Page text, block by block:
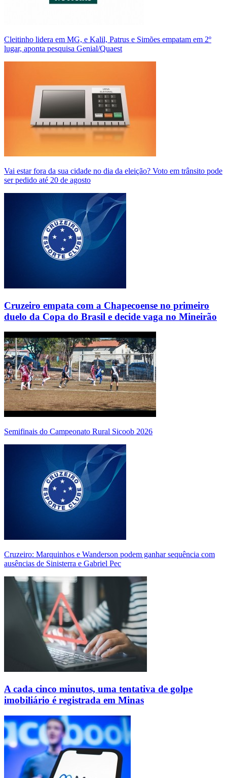
Cleitinho lidera em MG, e Kalil, Patrus e Simões empatam em 2º
lugar, aponta pesquisa Genial/Quaest
Vai estar fora da sua cidade no dia da eleição? Voto em trânsito pode
ser pedido até 20 de agosto
Cruzeiro empata com a Chapecoense no primeiro
duelo da Copa do Brasil e decide vaga no Mineirão
Semifinais do Campeonato Rural Sicoob 2026
Cruzeiro: Marquinhos e Wanderson podem ganhar sequência com
ausências de Sinisterra e Gabriel Pec
A cada cinco minutos, uma tentativa de golpe
imobiliário é registrada em Minas